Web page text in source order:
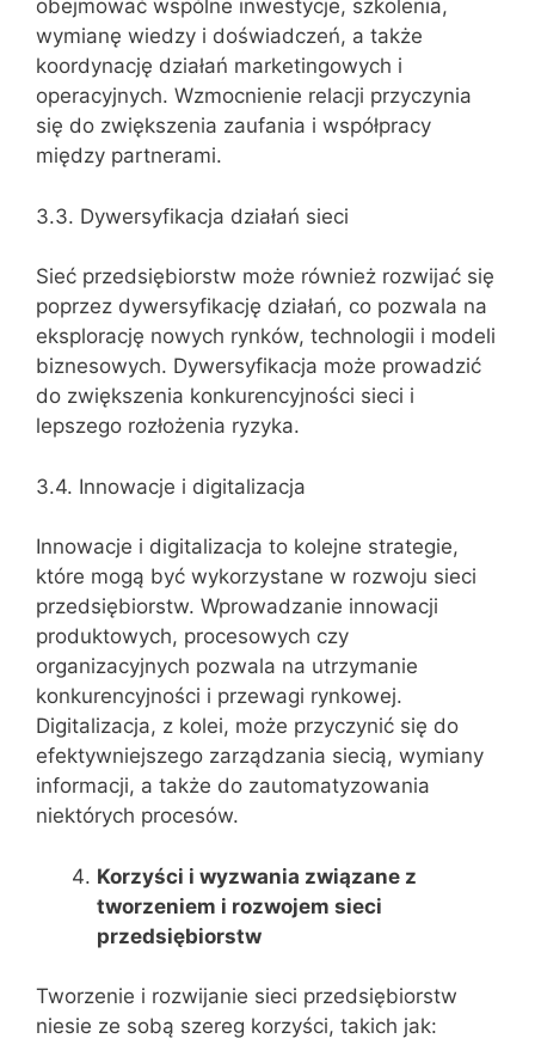
obejmować wspólne inwestycje, szkolenia,
wymianę wiedzy i doświadczeń, a także
koordynację działań marketingowych i
operacyjnych. Wzmocnienie relacji przyczynia
się do zwiększenia zaufania i współpracy
między partnerami.
3.3. Dywersyfikacja działań sieci
Sieć przedsiębiorstw może również rozwijać się
poprzez dywersyfikację działań, co pozwala na
eksplorację nowych rynków, technologii i modeli
biznesowych. Dywersyfikacja może prowadzić
do zwiększenia konkurencyjności sieci i
lepszego rozłożenia ryzyka.
3.4. Innowacje i digitalizacja
Innowacje i digitalizacja to kolejne strategie,
które mogą być wykorzystane w rozwoju sieci
przedsiębiorstw. Wprowadzanie innowacji
produktowych, procesowych czy
organizacyjnych pozwala na utrzymanie
konkurencyjności i przewagi rynkowej.
Digitalizacja, z kolei, może przyczynić się do
efektywniejszego zarządzania siecią, wymiany
informacji, a także do zautomatyzowania
niektórych procesów.
Korzyści i wyzwania związane z
tworzeniem i rozwojem sieci
przedsiębiorstw
Tworzenie i rozwijanie sieci przedsiębiorstw
niesie ze sobą szereg korzyści, takich jak: